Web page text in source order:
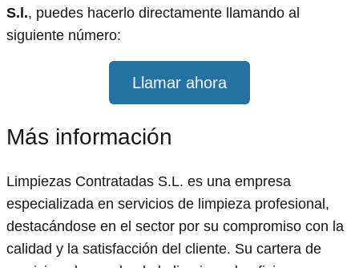
S.l., puedes hacerlo directamente llamando al
siguiente número:
Llamar ahora
Más información
Limpiezas Contratadas S.L. es una empresa
especializada en servicios de limpieza profesional,
destacándose en el sector por su compromiso con la
calidad y la satisfacción del cliente. Su cartera de